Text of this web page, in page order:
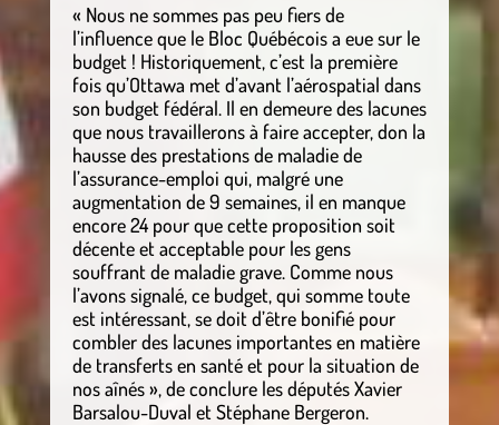
« Nous ne sommes pas peu fiers de
l’influence que le Bloc Québécois a eue sur le
budget ! Historiquement, c’est la première
fois qu’Ottawa met d’avant l’aérospatial dans
son budget fédéral. Il en demeure des lacunes
que nous travaillerons à faire accepter, don la
hausse des prestations de maladie de
l’assurance-emploi qui, malgré une
augmentation de 9 semaines, il en manque
encore 24 pour que cette proposition soit
décente et acceptable pour les gens
souffrant de maladie grave. Comme nous
l’avons signalé, ce budget, qui somme toute
est intéressant, se doit d’être bonifié pour
combler des lacunes importantes en matière
de transferts en santé et pour la situation de
nos aînés », de conclure les députés Xavier
Barsalou-Duval et Stéphane Bergeron.